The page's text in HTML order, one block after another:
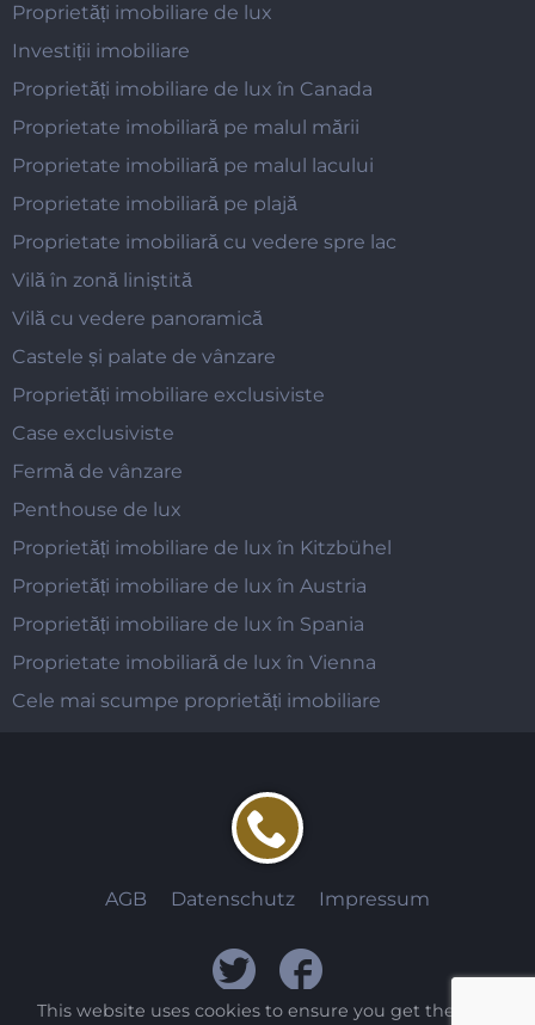
Proprietăți imobiliare de lux
Investiții imobiliare
Proprietăți imobiliare de lux în Canada
Proprietate imobiliară pe malul mării
Proprietate imobiliară pe malul lacului
Proprietate imobiliară pe plajă
Proprietate imobiliară cu vedere spre lac
Vilă în zonă liniștită
Vilă cu vedere panoramică
Castele și palate de vânzare
Proprietăți imobiliare exclusiviste
Case exclusiviste
Fermă de vânzare
Penthouse de lux
Proprietăți imobiliare de lux în Kitzbühel
Proprietăți imobiliare de lux în Austria
Proprietăți imobiliare de lux în Spania
Proprietate imobiliară de lux în Vienna
Cele mai scumpe proprietăți imobiliare
AGB Datenschutz Impressum
This website uses cookies to ensure you get the best